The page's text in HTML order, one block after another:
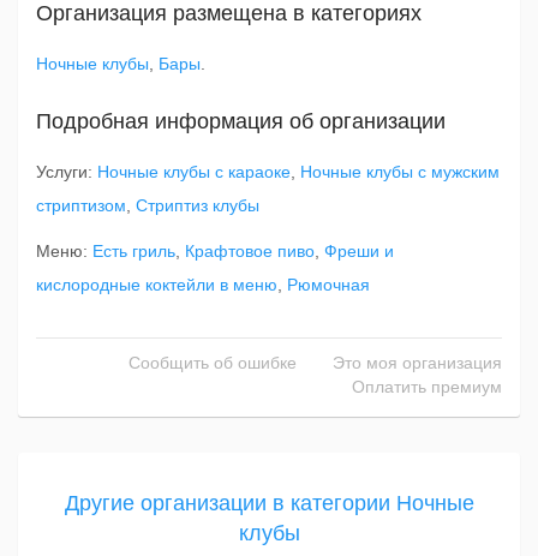
Организация размещена в категориях
Ночные клубы Бары
Подробная информация об организации
Услуги: Ночные клубы с караоке Ночные клубы с мужским
стриптизом Стриптиз клубы
Меню: Есть гриль Крафтовое пиво Фреши и
кислородные коктейли в меню
Рюмочная
Сообщить об ошибке
Это моя организация
Оплатить премиум
Другие организации в категории Ночные
клубы